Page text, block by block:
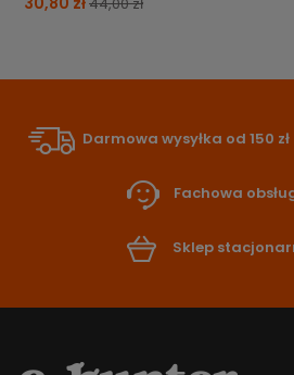
Darmowa wysyłka od 150 zł
Fachowa
Sklep